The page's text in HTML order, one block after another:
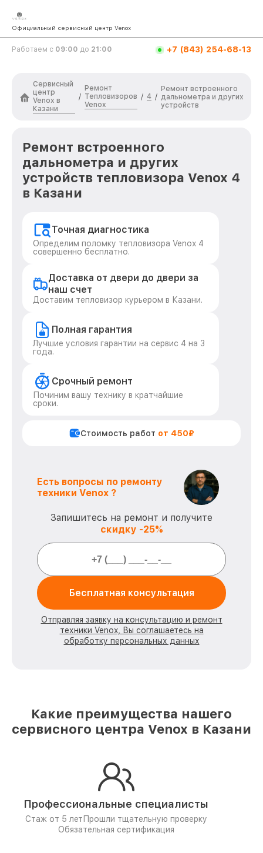
Официальный сервисный центр Venox
Работаем с 09:00 до 21:00 +7 (843) 254-68-13
Сервисный
центр
Venox в
Казани
/
Ремонт
Тепловизоров
Venox
/ 4 /
Ремонт встроенного
дальнометра и других
устройств
Ремонт встроенного
дальнометра и других
устройств тепловизора Venox 4
в Казани
Точная диагностика
Определим поломку тепловизора Venox 4
совершенно бесплатно.
Доставка от двери до двери за
наш счет
Доставим тепловизор курьером в Казани.
Полная гарантия
Лучшие условия гарантии на сервис 4 на 3
года.
Срочный ремонт
Починим вашу технику в кратчайшие
сроки.
Стоимость работ от 450₽
Есть вопросы по ремонту
техники Venox ?
Запишитесь на ремонт и получите
скидку -25%
Бесплатная консультация
Отправляя заявку на консультацию и ремонт
техники Venox, Вы соглашаетесь на
обработку персональных данных
Какие преимущества нашего
сервисного центра Venox в Казани
Профессиональные специалисты
Стаж от 5 лет Прошли тщательную проверку
Обязательная сертификация